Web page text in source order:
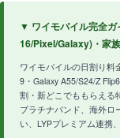
▼ ワイモバイル完全
16/Pixel/Galaxy)・家
ワイモバイルの日割り料
9・Galaxy A55/S24/Z
割・新どこでももらえる
プラチナバンド、海外ロ
い、LYPプレミアム連携